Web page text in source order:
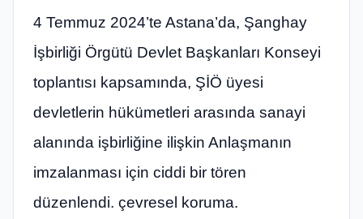
4 Temmuz 2024’te Astana’da, Şanghay
İşbirliği Örgütü Devlet Başkanları Konseyi
toplantısı kapsamında, ŞİÖ üyesi
devletlerin hükümetleri arasında sanayi
alanında işbirliğine ilişkin Anlaşmanın
imzalanması için ciddi bir tören
düzenlendi. çevresel koruma.